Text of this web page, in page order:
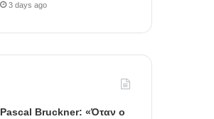
3 days ago
Pascal Bruckner: «Όταν ο